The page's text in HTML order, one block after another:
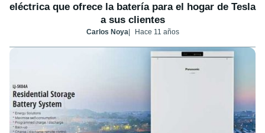
eléctrica que ofrece la batería para el hogar de Tesla
a sus clientes
Carlos Noya Hace 11 años